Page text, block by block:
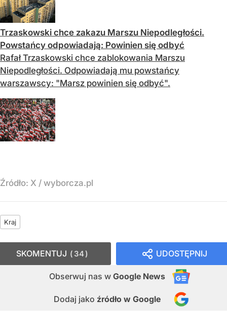
Trzaskowski chce zakazu Marszu Niepodległości.
Powstańcy odpowiadają: Powinien się odbyć
Rafał Trzaskowski chce zablokowania Marszu
Niepodległości. Odpowiadają mu powstańcy
warszawscy: "Marsz powinien się odbyć".
Źródło: X / wyborcza.pl
Kraj
UDOSTĘPNIJ
Obserwuj nas w Google News
Dodaj jako źródło w Google
SKOMENTUJ 34